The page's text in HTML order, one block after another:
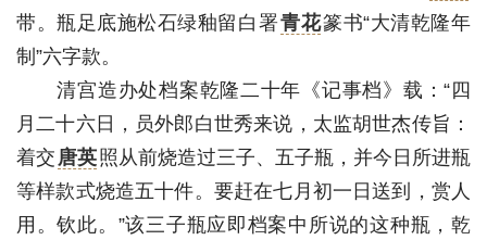
带。瓶足底施松石绿釉留白署青花篆书“大清乾隆年
制”六字款。
清宫造办处档案乾隆二十年《记事档》载：“四
月二十六日，员外郎白世秀来说，太监胡世杰传旨：
着交 唐英照从前烧造过三子、五子瓶，并今日所进瓶
等样款式烧造五十件。要赶在七月初一日送到，赏人
用。钦此。”该三子瓶应即档案中所说的这种瓶，乾